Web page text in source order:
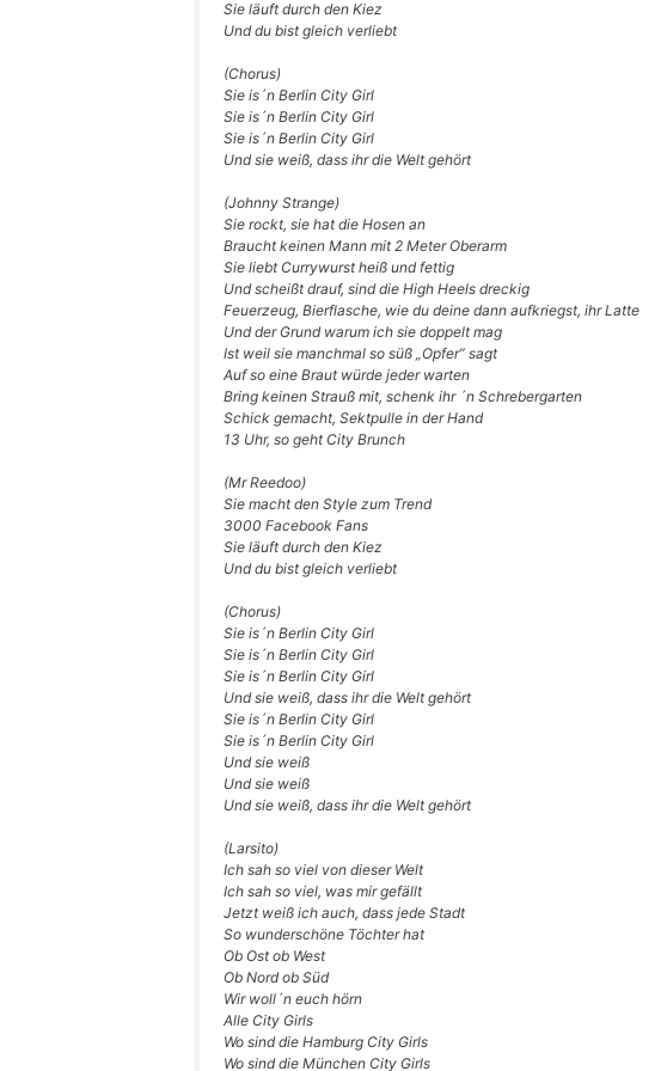
Sie läuft durch den Kiez
Und du bist gleich verliebt
(Cho­rus)
Sie is´n Ber­lin City Girl
Sie is´n Ber­lin City Girl
Sie is´n Ber­lin City Girl
Und sie weiß, dass ihr die Welt gehört
(John­ny Strange)
Sie rockt, sie hat die Hosen an
Braucht kei­nen Mann mit 2 Meter Oberarm
Sie liebt Cur­ry­wurst heiß und fettig
Und scheißt drauf, sind die High Heels dreckig
Feu­er­zeug, Bier­fla­sche, wie du dei­ne dann auf­kriegst, ihr Latte
Und der Grund war­um ich sie dop­pelt mag
Ist weil sie manch­mal so süß „Opfer” sagt
Auf so eine Braut wür­de jeder warten
Bring kei­nen Strauß mit, schenk ihr ´n Schrebergarten
Schick gemacht, Sekt­pul­le in der Hand
13 Uhr, so geht City Brunch
(Mr Ree­doo)
Sie macht den Style zum Trend
3000 Face­book Fans
Sie läuft durch den Kiez
Und du bist gleich verliebt
(Cho­rus)
Sie is´n Ber­lin City Girl
Sie is´n Ber­lin City Girl
Sie is´n Ber­lin City Girl
Und sie weiß, dass ihr die Welt gehört
Sie is´n Ber­lin City Girl
Sie is´n Ber­lin City Girl
Und sie weiß
Und sie weiß
Und sie weiß, dass ihr die Welt gehört
(Lar­si­to)
Ich sah so viel von die­ser Welt
Ich sah so viel, was mir gefällt
Jetzt weiß ich auch, dass jede Stadt
So wun­der­schö­ne Töch­ter hat
Ob Ost ob West
Ob Nord ob Süd
Wir woll´n euch hörn
Alle City Girls
Wo sind die Ham­burg City Girls
Wo sind die Mün­chen City Girls